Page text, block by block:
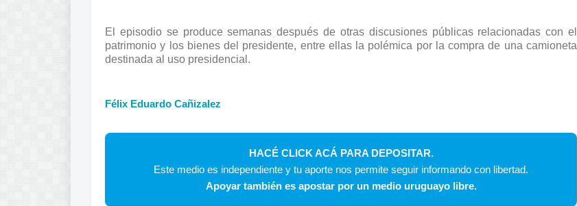
El episodio se produce semanas después de otras discusiones públicas relacionadas con el
patrimonio y los bienes del presidente, entre ellas la polémica por la compra de una camioneta
destinada al uso presidencial.
Félix Eduardo Cañizalez
HACÉ CLICK ACÁ PARA DEPOSITAR.
Este medio es independiente y tu aporte nos permite seguir informando con libertad.
Apoyar también es apostar por un medio uruguayo libre.